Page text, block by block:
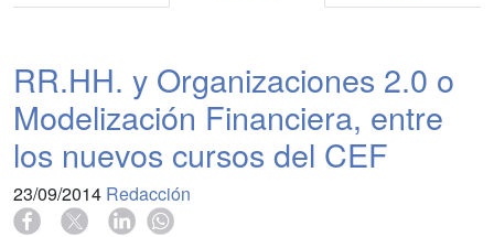
RR.HH. y Organizaciones 2.0 o
Modelización Financiera, entre
los nuevos cursos del CEF
23/09/2014 Redacción